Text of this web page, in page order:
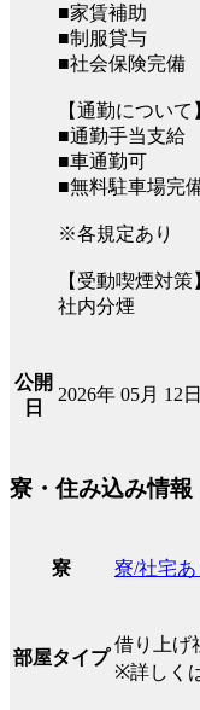
■家賃補助
■制服貸与
■社会保険完備
【通勤について
■通勤手当支給
■車通勤可
■無料駐車場完
※各規定あり
【受動喫煙対策
社内分煙
公開
日
2026年 05月 12日
寮・住み込み情報
寮 寮/社宅
部屋タイプ
借り上げ
※詳しく